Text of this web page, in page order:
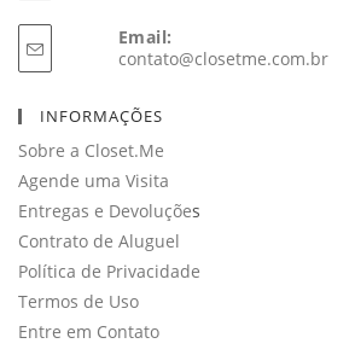
Email:
contato@closetme.com.brAbre
INFORMAÇÕES
Sobre a Closet.Me
Agende uma Visita
Entregas e Devoluções
Contrato de Aluguel
Política de Privacidade
Termos de Uso
Entre em Contato